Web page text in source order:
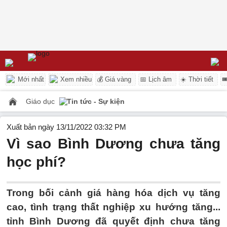
Mới nhất Xem nhiều 💰 Giá vàng 📅 Lịch âm ☀️ Thời tiết
Giáo dục Tin tức - Sự kiện
Xuất bản ngày 13/11/2022 03:32 PM
Vì sao Bình Dương chưa tăng
học phí?
Trong bối cảnh giá hàng hóa dịch vụ tăng
cao, tình trạng thất nghiệp xu hướng tăng...
tỉnh Bình Dương đã quyết định chưa tăng